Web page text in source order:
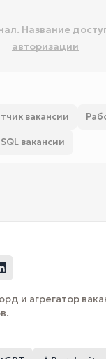
Название
авторизации
вакансии
SQL вакансии
и агрегатор